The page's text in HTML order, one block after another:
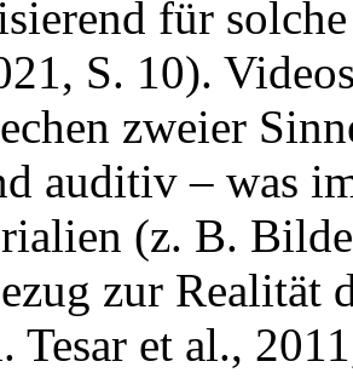
für
S. 10).
zweier
auditiv – was
(z. B.
zur Realität
Tesar et al.,